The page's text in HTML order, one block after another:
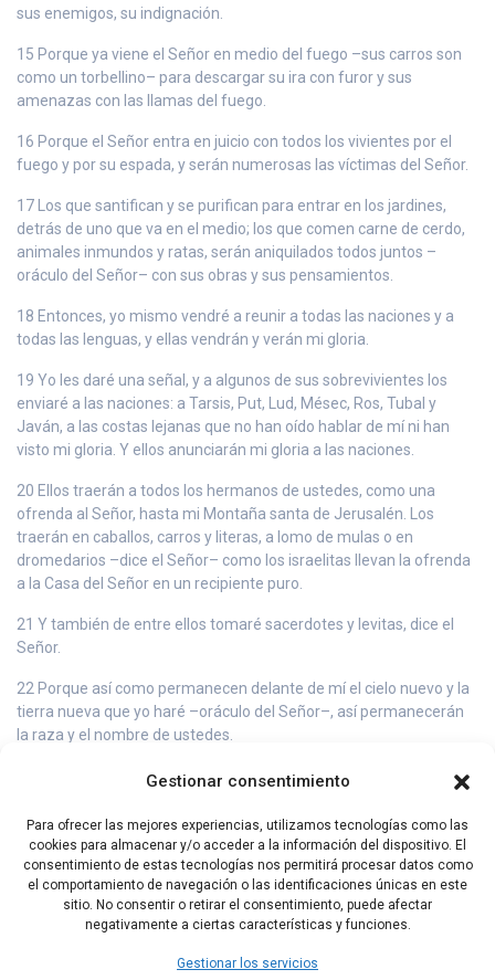
Gestionar consentimiento
Para ofrecer las mejores experiencias, utilizamos tecnologías como las
cookies para almacenar y/o acceder a la información del dispositivo. El
consentimiento de estas tecnologías nos permitirá procesar datos como
el comportamiento de navegación o las identificaciones únicas en este
sitio. No consentir o retirar el consentimiento, puede afectar
negativamente a ciertas características y funciones.
Gestionar los servicios
sus enemigos, su indignación.
15 Porque ya viene el Señor en medio del fuego –sus carros son
como un torbellino– para descargar su ira con furor y sus
amenazas con las llamas del fuego.
16 Porque el Señor entra en juicio con todos los vivientes por el
fuego y por su espada, y serán numerosas las víctimas del Señor.
17 Los que santifican y se purifican para entrar en los jardines,
detrás de uno que va en el medio; los que comen carne de cerdo,
animales inmundos y ratas, serán aniquilados todos juntos –
oráculo del Señor– con sus obras y sus pensamientos.
18 Entonces, yo mismo vendré a reunir a todas las naciones y a
todas las lenguas, y ellas vendrán y verán mi gloria.
19 Yo les daré una señal, y a algunos de sus sobrevivientes los
enviaré a las naciones: a Tarsis, Put, Lud, Mésec, Ros, Tubal y
Javán, a las costas lejanas que no han oído hablar de mí ni han
visto mi gloria. Y ellos anunciarán mi gloria a las naciones.
20 Ellos traerán a todos los hermanos de ustedes, como una
ofrenda al Señor, hasta mi Montaña santa de Jerusalén. Los
traerán en caballos, carros y literas, a lomo de mulas o en
dromedarios –dice el Señor– como los israelitas llevan la ofrenda
a la Casa del Señor en un recipiente puro.
21 Y también de entre ellos tomaré sacerdotes y levitas, dice el
Señor.
22 Porque así como permanecen delante de mí el cielo nuevo y la
tierra nueva que yo haré –oráculo del Señor–, así permanecerán
la raza y el nombre de ustedes.
23 De luna nueva en luna nueva y de sábado en sábado, todos
24 Y al salir, se verán los despojos de los hombres que se han
rebelado contra mi, porque su gusano no morirá, su fuego no se
extinguirá y serán algo horrible para todos los vivientes.
Capítulo Anterior Índice Libros Proféticos